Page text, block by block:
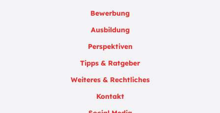
Bewerbung
Ausbildung
Perspektiven
Tipps & Ratgeber
Weiteres & Rechtliches
Kontakt